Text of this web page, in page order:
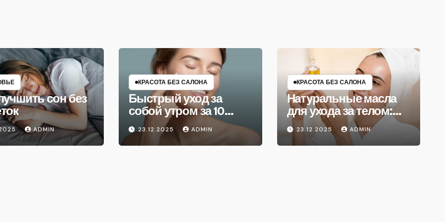
сон без
ADMIN
КРАСОТА БЕЗ САЛОНА
Быстрый уход за
собой утром за 10
минут
23.12.2025 ADMIN
КРАСОТА БЕЗ САЛОНА
Натуральные масла
для ухода за телом:
что выбрать
23.12.2025 ADMIN